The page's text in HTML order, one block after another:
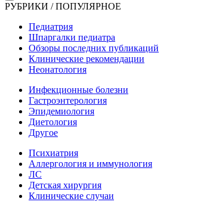
РУБРИКИ / ПОПУЛЯРНОЕ
Педиатрия
Шпаргалки педиатра
Обзоры последних публикаций
Клинические рекомендации
Неонатология
Инфекционные болезни
Гастроэнтерология
Эпидемиология
Диетология
Другое
Психиатрия
Аллергология и иммунология
ЛС
Детская хирургия
Клинические случаи